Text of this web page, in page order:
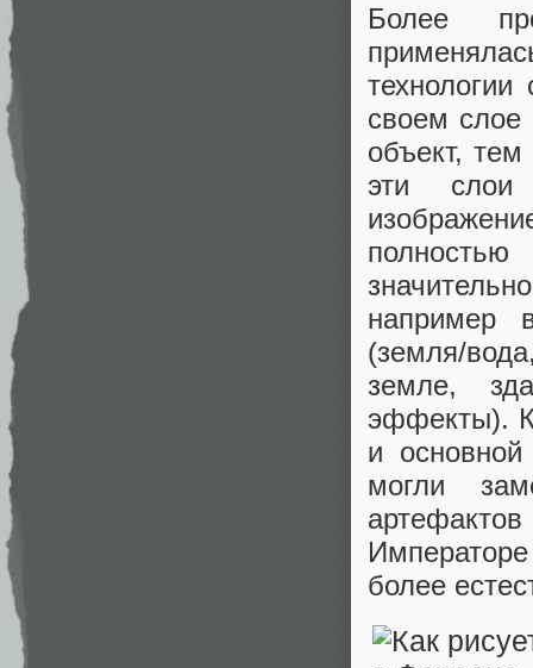
Более
своем слое
объект,
эти слои
например
(земля/
земле,
эффекты).
и
могли
более